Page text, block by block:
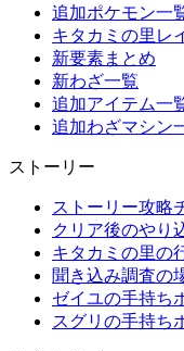
追加ポケモン一
キタカミの里レ
新要素まとめ
新わざ一覧
追加アイテム一
追加わざマシン
ストーリー
ストーリー攻略
クリア後のやり
キタカミの里の
聞き込み調査の
ゼイユの手持ち
スグリの手持ち